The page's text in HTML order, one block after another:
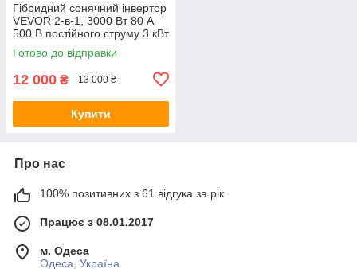
Гібридний сонячний інвертор
VEVOR 2-в-1, 3000 Вт 80 А
500 В постійного струму 3 кВт
Готово до відправки
12 000 ₴ 13 000 ₴
Купити
Про нас
100% позитивних з 61 відгука за рік
Працює з 08.01.2017
м. Одеса
Одеса, Україна